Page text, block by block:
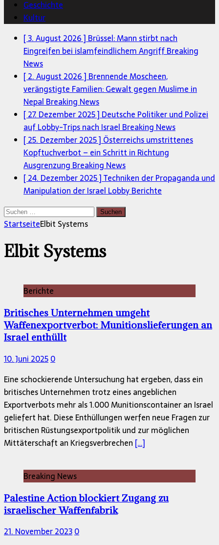
Geschichte
Kultur
[ 3. August 2026 ] Brüssel: Mann stirbt nach
Eingreifen bei islamfeindlichem AngriffBreaking
News
[ 2. August 2026 ] Brennende Moscheen,
verängstigte Familien: Gewalt gegen Muslime in
Nepal Breaking News
[ 27. Dezember 2025 ] Deutsche Politiker und Polizei
auf Lobby-Trips nach Israel Breaking News
[ 25. Dezember 2025 ] Österreichs umstrittenes
Kopftuchverbot – ein Schritt in Richtung
Ausgrenzung Breaking News
[ 24. Dezember 2025 ]Techniken der Propaganda und
Manipulation der Israel LobbyBerichte
Suchen
nach:
StartseiteElbit Systems
Elbit Systems
Berichte
Britisches Unternehmen umgeht
Waffenexportverbot: Munitionslieferungen an
Israel enthüllt
10. Juni 20250
Eine schockierende Untersuchung hat ergeben, dass ein
britisches Unternehmen trotz eines angeblichen
Exportverbots mehr als 1.000 Munitionscontainer an Israel
geliefert hat. Diese Enthüllungen werfen neue Fragen zur
britischen Rüstungsexportpolitik und zur möglichen
Mittäterschaft an Kriegsverbrechen […]
Breaking News
Palestine Action blockiert Zugang zu
israelischer Waffenfabrik
21. November 20230